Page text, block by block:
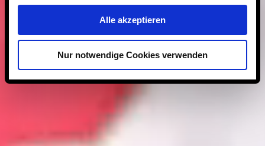
Alle akzeptieren
Nur notwendige Cookies verwenden